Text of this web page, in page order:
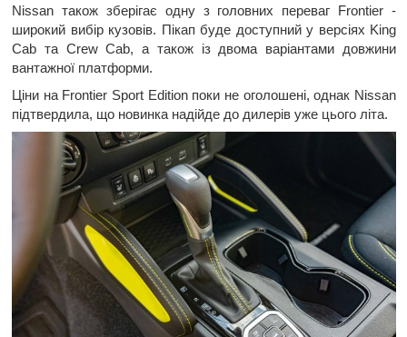
Nissan також зберігає одну з головних переваг Frontier -
широкий вибір кузовів. Пікап буде доступний у версіях King
Cab та Crew Cab, а також із двома варіантами довжини
вантажної платформи.
Ціни на Frontier Sport Edition поки не оголошені, однак Nissan
підтвердила, що новинка надійде до дилерів уже цього літа.